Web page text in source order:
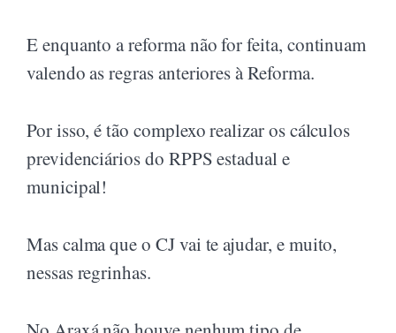
E enquanto a reforma não for feita, continuam
valendo as regras anteriores à Reforma.
Por isso, é tão complexo realizar os cálculos
previdenciários do RPPS estadual e
municipal!
Mas calma que o CJ vai te ajudar, e muito,
nessas regrinhas.